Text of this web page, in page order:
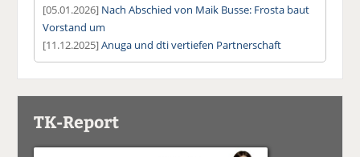
[05.01.2026] Nach Abschied von Maik Busse: Frosta baut
Vorstand um
[11.12.2025]Anuga und dti vertiefen Partnerschaft
TK-Report